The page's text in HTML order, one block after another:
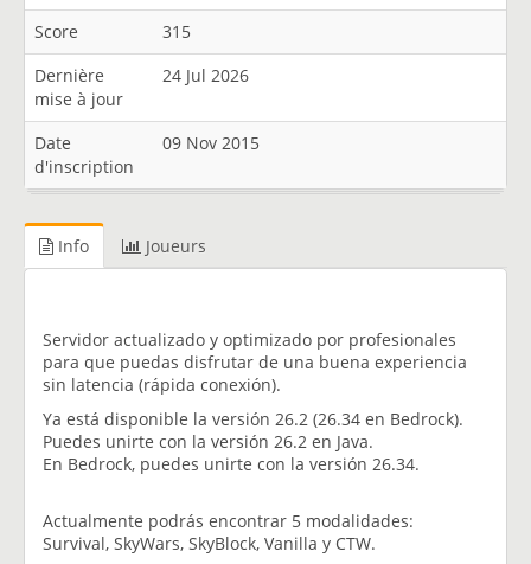
Score
315
Dernière
mise à jour
24 Jul 2026
Date
d'inscription
09 Nov 2015
Info Joueurs
Servidor actualizado y optimizado por profesionales
para que puedas disfrutar de una buena experiencia
sin latencia (rápida conexión).
Ya está disponible la versión 26.2 (26.34 en Bedrock).
Puedes unirte con la versión 26.2 en Java.
En Bedrock, puedes unirte con la versión 26.34.
Actualmente podrás encontrar 5 modalidades:
Survival, SkyWars, SkyBlock, Vanilla y CTW.